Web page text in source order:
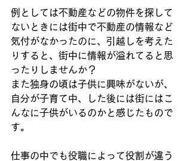
例としては不動産などの物件を探して
ないときには街中で不動産の情報など
気付がなかったのに、引越しを考えた
りすると、街中に情報が溢れてると思
ったりしませんか？
また独身の頃は子供に興味がないが、
自分が子育て中、した後には街にはこ
んなに子供がいるのかと感じたもので
す。
仕事の中でも役職によって役割が違う